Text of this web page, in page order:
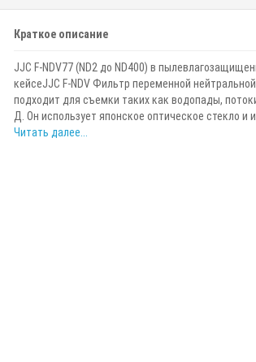
Краткое описание
JJC F-NDV77 (ND2 до ND400) в
кейсеJJC F-NDV Фильтр переменной
подходит для съемки таких как водопады,
Д. Он использует японское оптическое стекло и
Читать далее...